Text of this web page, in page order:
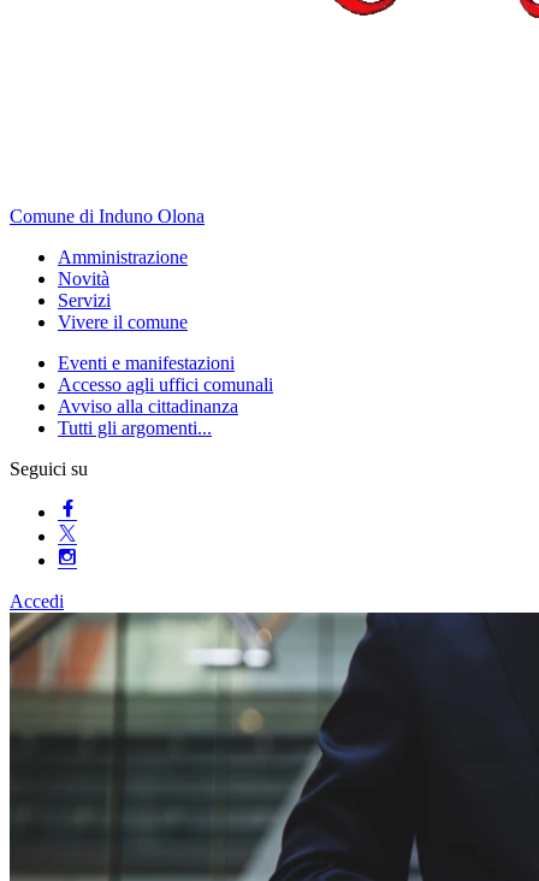
Comune di Induno Olona
Amministrazione
Novità
Servizi
Vivere il comune
Eventi e manifestazioni
Accesso agli uffici comunali
Avviso alla cittadinanza
Tutti gli argomenti...
Seguici su
Accedi